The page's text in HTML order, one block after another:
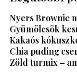
Nyers Brownie
Gyümölcsök
Kakaós
Chia puding
Zöld turmix –